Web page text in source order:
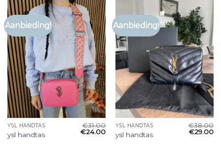
Aanbieding!
YSL HANDTAS
ysl handtas
€31.00
€24.00
Aanbieding!
YSL HANDTAS
ysl handtas
€38.00
€29.00